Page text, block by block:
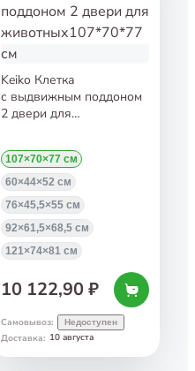
Keiko Клетка
с выдвижным поддоном
2 двери для
107×70×77 см
60×44×52 см
76×45,5×55 см
92×61,5×68,5 см
121×74×81 см
10 122,90 ₽
Самовывоз: Недоступен
Доставка: 10 августа